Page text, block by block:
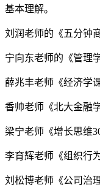
基本理解。
刘润老师的《五分钟
宁向东老师的《管理
薛兆丰老师《经济学
香帅老师《北大金融
梁宁老师《增长思维
李育辉老师《组织行
刘松博老师《公司治